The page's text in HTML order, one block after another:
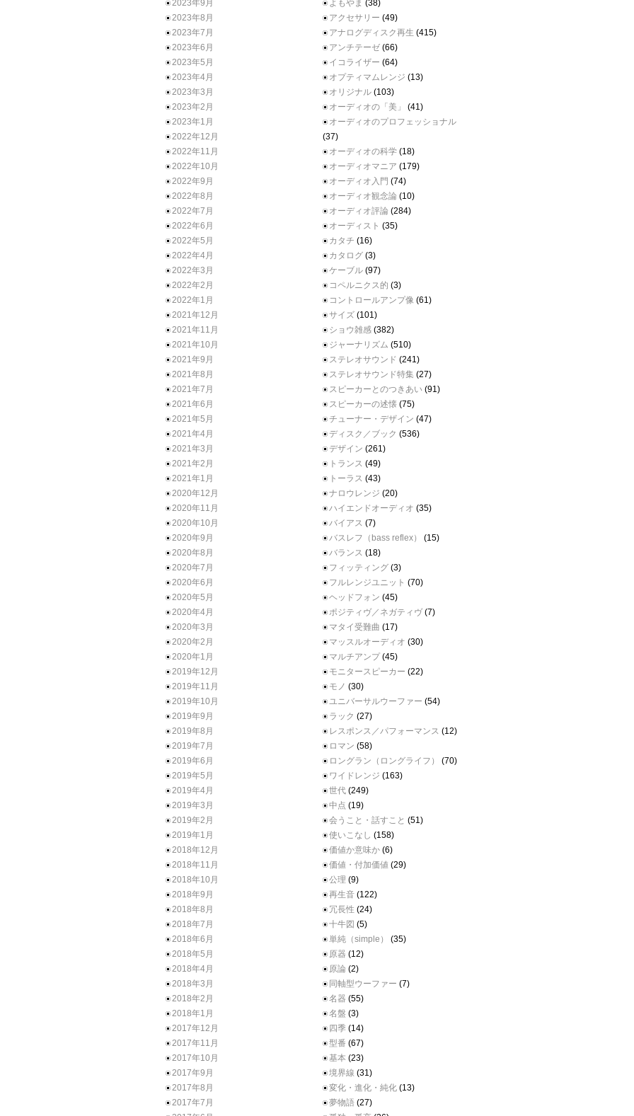
2023年9月
2023年8月
2023年7月
2023年6月
2023年5月
2023年4月
2023年3月
2023年2月
2023年1月
2022年12月
2022年11月
2022年10月
2022年9月
2022年8月
2022年7月
2022年6月
2022年5月
2022年4月
2022年3月
2022年2月
2022年1月
2021年12月
2021年11月
2021年10月
2021年9月
2021年8月
2021年7月
2021年6月
2021年5月
2021年4月
2021年3月
2021年2月
2021年1月
2020年12月
2020年11月
2020年10月
2020年9月
2020年8月
2020年7月
2020年6月
2020年5月
2020年4月
2020年3月
2020年2月
2020年1月
2019年12月
2019年11月
2019年10月
2019年9月
2019年8月
2019年7月
2019年6月
2019年5月
2019年4月
2019年3月
2019年2月
2019年1月
2018年12月
2018年11月
2018年10月
2018年9月
2018年8月
2018年7月
2018年6月
2018年5月
2018年4月
2018年3月
2018年2月
2018年1月
2017年12月
2017年11月
2017年10月
2017年9月
2017年8月
2017年7月
よもやま (38)
アクセサリー (49)
アナログディスク再生 (415)
アンチテーゼ (66)
イコライザー (64)
オプティマムレンジ (13)
オリジナル (103)
オーディオの「美」
(41)
オーディオのプロフェッショナル
(37)
オーディオの科学 (18)
オーディオマニア (179)
オーディオ入門 (74)
オーディオ観念論 (10)
オーディオ評論 (284)
オーディスト (35)
カタチ (16)
カタログ (3)
ケーブル (97)
コペルニクス的 (3)
コントロールアンプ像 (61)
サイズ (101)
ショウ雑感 (382)
ジャーナリズム (510)
ステレオサウンド (241)
ステレオサウンド特集 (27)
スピーカーとのつきあい (91)
スピーカーの述懐 (75)
チューナー・デザイン (47)
ディスク／ブック (536)
デザイン (261)
トランス (49)
トーラス (43)
ナロウレンジ (20)
ハイエンドオーディオ (35)
バイアス (7)
バスレフ（bass reflex）
(15)
バランス (18)
フィッティング (3)
フルレンジユニット (70)
ヘッドフォン (45)
ポジティヴ／ネガティヴ(7)
マタイ受難曲 (17)
マッスルオーディオ (30)
マルチアンプ (45)
モニタースピーカー (22)
モノ (30)
ユニバーサルウーファー (54)
ラック (27)
レスポンス／パフォーマンス (12)
ロマン (58)
ロングラン（ロングライフ）
(70)
ワイドレンジ (163)
世代 (249)
中点 (19)
会うこと・話すこと (51)
使いこなし (158)
価値か意味か (6)
価値・付加価値 (29)
公理 (9)
再生音 (122)
冗長性 (24)
十牛図 (5)
単純（simple）
(35)
原器 (12)
原論 (2)
同軸型ウーファー (7)
名器 (55)
名盤 (3)
四季 (14)
型番 (67)
基本 (23)
境界線 (31)
変化・進化・純化 (13)
夢物語 (27)